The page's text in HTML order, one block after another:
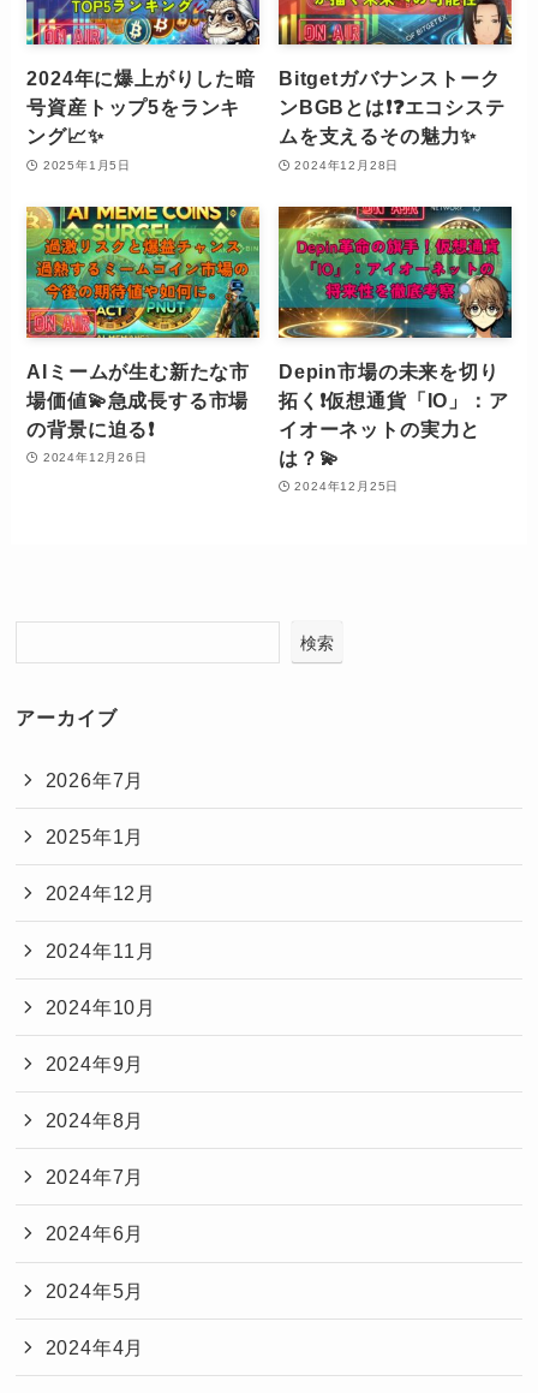
2024年に爆上がりした暗
号資産トップ5をランキ
ング📈✨
2025年1月5日
Bitgetガバナンストーク
ンBGBとは❗️❓エコシステ
ムを支えるその魅力✨
2024年12月28日
AIミームが生む新たな市
場価値💫急成長する市場
の背景に迫る❗️
2024年12月26日
Depin市場の未来を切り
拓く❗️仮想通貨「IO」：ア
イオーネットの実力と
は？💫
2024年12月25日
検索
アーカイブ
2026年7月
2025年1月
2024年12月
2024年11月
2024年10月
2024年9月
2024年8月
2024年7月
2024年6月
2024年5月
2024年4月